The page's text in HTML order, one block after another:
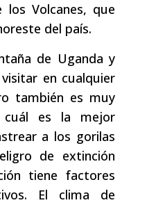
los Volcanes, que
del país.
de Uganda y
en cualquier
también es muy
cuál es la mejor
a los gorilas
de extinción
tiene factores
El clima de